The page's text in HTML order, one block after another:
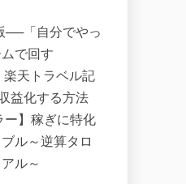
──「自分でやっ
で回す
楽天トラベル記
益化する方法
ー】稼ぎに特化
ル～逆算タロ
ル～